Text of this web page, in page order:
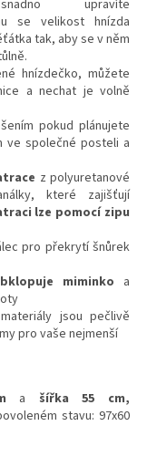
upravíte
se velikost hnízda
tak, aby se v něm
hnízdečko, můžete
a nechat je volně
pokud plánujete
ve společné posteli a
z polyuretanové
které zajišťují
lze pomocí zipu
pro překrytí šnůrek
miminko a
jsou pečlivě
pro vaše nejmenší
a šířka 55 cm,
stavu: 97x60